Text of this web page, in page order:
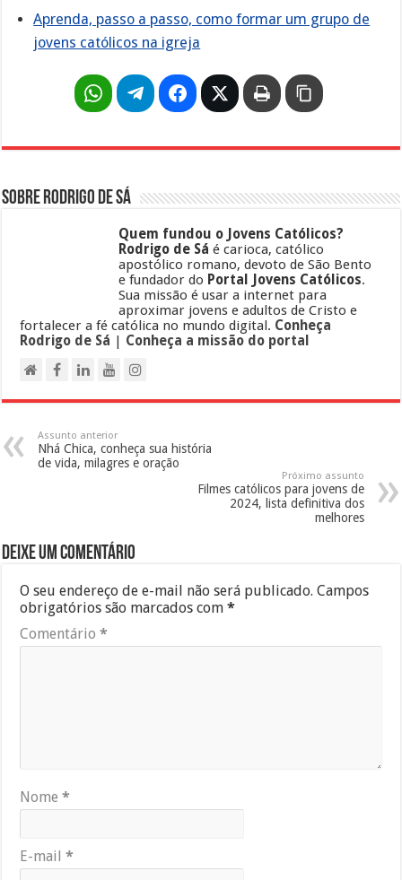
Aprenda, passo a passo, como formar um grupo de
jovens católicos na igreja
Sobre Rodrigo de Sá
Quem fundou o Jovens Católicos?
Rodrigo de Sá é carioca, católico
apostólico romano, devoto de São Bento
e fundador do Portal Jovens Católicos.
Sua missão é usar a internet para
aproximar jovens e adultos de Cristo e
fortalecer a fé católica no mundo digital. Conheça
Rodrigo de Sá | Conheça a missão do portal
Assunto anterior
Nhá Chica, conheça sua história
de vida, milagres e oração
Próximo assunto
Filmes católicos para jovens de
2024, lista definitiva dos
melhores
Deixe um comentário
O seu endereço de e-mail não será publicado. Campos
obrigatórios são marcados com*
Comentário*
Nome*
E-mail*